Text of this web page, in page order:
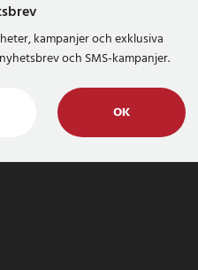
kampanjer och exklusiva
och SMS-kampanjer.
OK